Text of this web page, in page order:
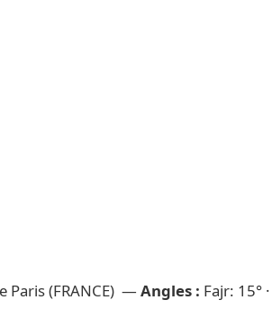
Paris (FRANCE) — Angles : Fajr: 15°